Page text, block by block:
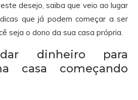
desejo, saiba que veio ao lugar
que já podem começar a ser
seja o dono da sua casa própria.
dinheiro para
casa começando